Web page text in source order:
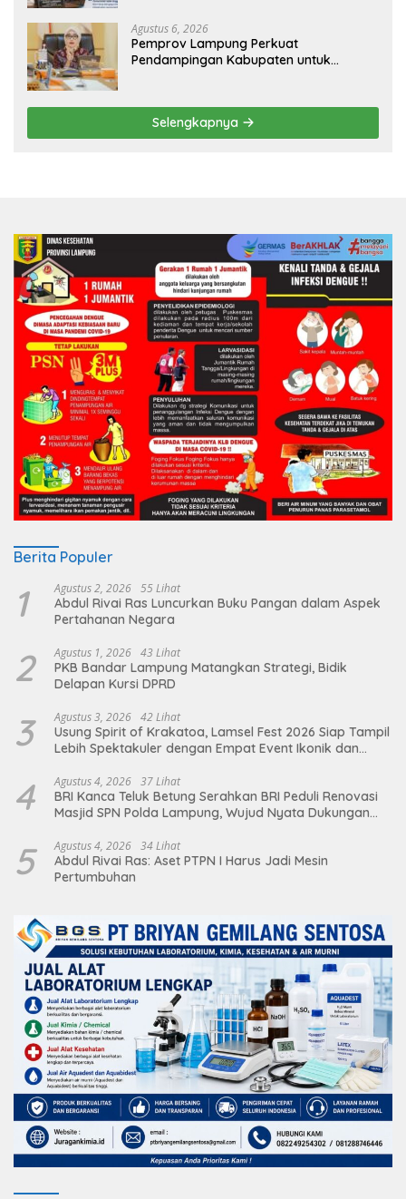
Agustus 6, 2026
Pemprov Lampung Perkuat
Pendampingan Kabupaten untuk
Selengkapnya
Berita Populer
1 Agustus 2, 2026 55 Lihat
Abdul Rivai Ras Luncurkan Buku Pangan dalam Aspek
Pertahanan Negara
2 Agustus 1, 2026 43 Lihat
PKB Bandar Lampung Matangkan Strategi, Bidik
Delapan Kursi DPRD
3 Agustus 3, 2026 42 Lihat
Usung Spirit of Krakatoa, Lamsel Fest 2026 Siap Tampil
Lebih Spektakuler dengan Empat Event Ikonik dan
4 Agustus 4, 2026 37 Lihat
BRI Kanca Teluk Betung Serahkan BRI Peduli Renovasi
Masjid SPN Polda Lampung, Wujud Nyata Dukungan
5 Agustus 4, 2026 34 Lihat
Abdul Rivai Ras: Aset PTPN I Harus Jadi Mesin
Pertumbuhan